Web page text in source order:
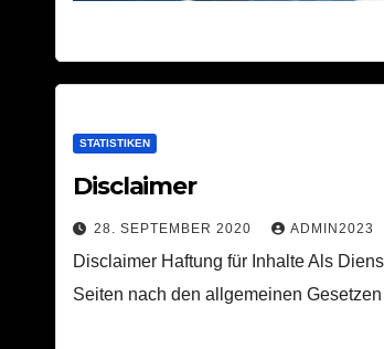
STATISTIKEN
Disclaimer
28. SEPTEMBER 2020 ADMIN2023
Disclaimer Haftung für Inhalte Als
Seiten nach den allgemeinen